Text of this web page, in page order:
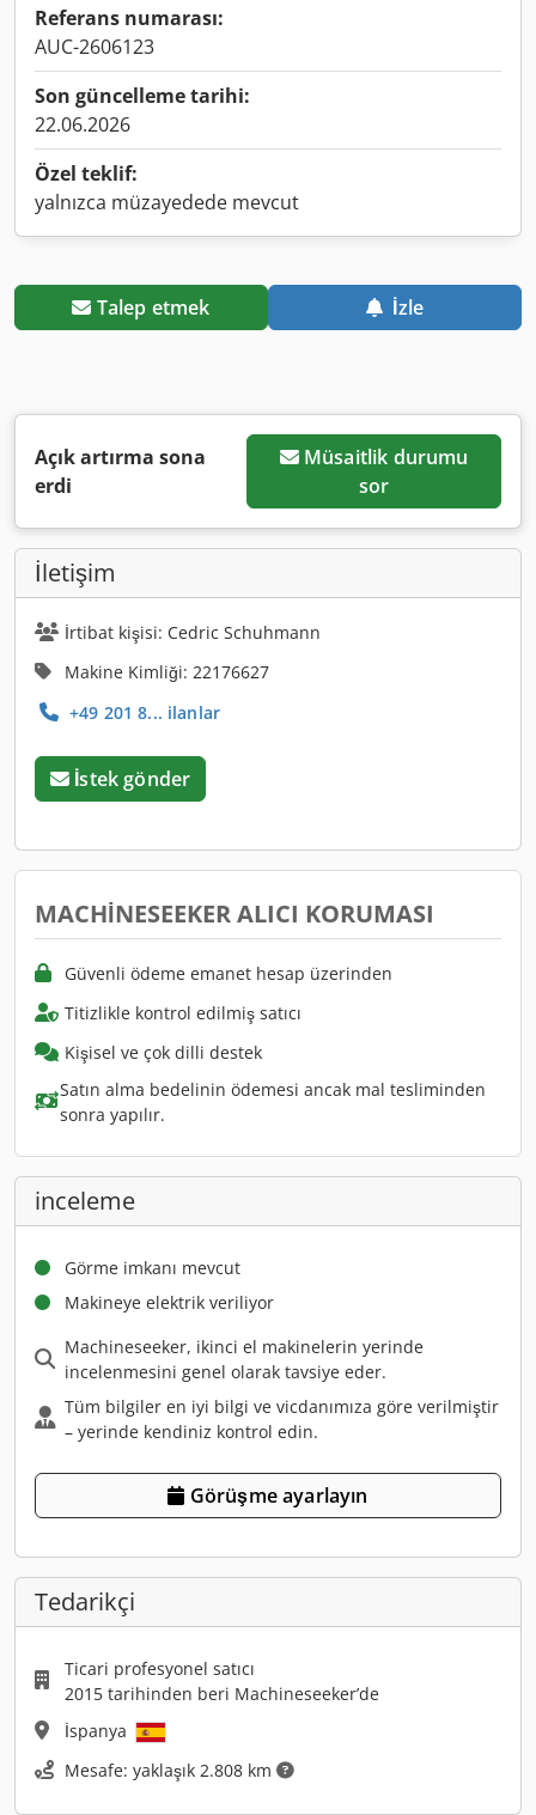
Referans numarası:
AUC-2606123
Son güncelleme tarihi:
22.06.2026
Özel teklif:
yalnızca müzayedede mevcut
Talep etmek İzle
Açık artırma sona
erdi
Müsaitlik durumu
sor
İletişim
İrtibat kişisi: Cedric Schuhmann
Makine Kimliği: 22176627
+49 201 8... ilanlar
İstek gönder
MACHINESEEKER ALICI KORUMASI
Güvenli ödeme emanet hesap üzerinden
Titizlikle kontrol edilmiş satıcı
Kişisel ve çok dilli destek
Satın alma bedelinin ödemesi ancak mal tesliminden
sonra yapılır.
inceleme
Görme imkanı mevcut
Makineye elektrik veriliyor
Machineseeker, ikinci el makinelerin yerinde
incelenmesini genel olarak tavsiye eder.
Tüm bilgiler en iyi bilgi ve vicdanımıza göre verilmiştir
– yerinde kendiniz kontrol edin.
Görüşme ayarlayın
Tedarikçi
Ticari profesyonel satıcı
2015 tarihinden beri Machineseeker’de
İspanya
Mesafe: yaklaşık 2.808 km